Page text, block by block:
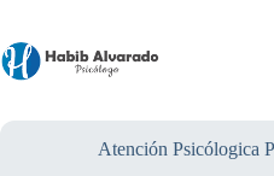
contenido
Atención Psicólogica